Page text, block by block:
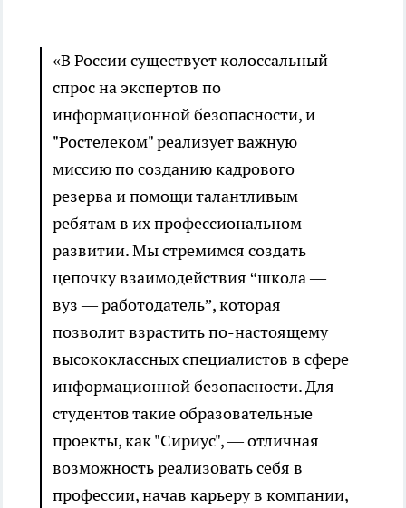
«В России существует колоссальный
спрос на экспертов по
информационной безопасности, и
"Ростелеком" реализует важную
миссию по созданию кадрового
резерва и помощи талантливым
ребятам в их профессиональном
развитии. Мы стремимся создать
цепочку взаимодействия “школа —
вуз — работодатель”, которая
позволит взрастить по-настоящему
высококлассных специалистов в сфере
информационной безопасности. Для
студентов такие образовательные
проекты, как "Сириус", — отличная
возможность реализовать себя в
профессии, начав карьеру в компании,